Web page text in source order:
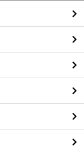
前
閉
る